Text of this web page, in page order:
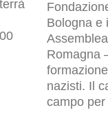
Bologna e
Romagna
nazisti. Il
campo